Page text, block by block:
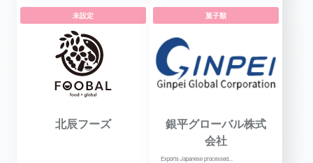
未設定
北辰フーズ
菓子類
銀平グローバル株式
会社
Exports Japanese processed...